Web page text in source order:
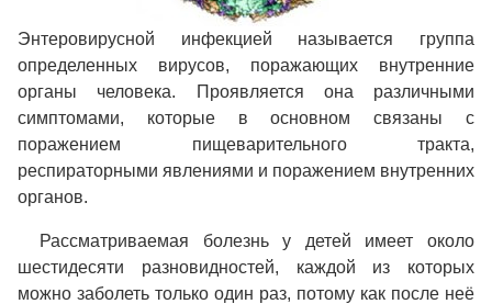
Энтеровирусной инфекцией называется группа
определенных вирусов, поражающих внутренние
органы человека. Проявляется она различными
симптомами, которые в основном связаны с
поражением пищеварительного тракта,
респираторными явлениями и поражением внутренних
органов.
Рассматриваемая болезнь у детей имеет около
шестидесяти разновидностей, каждой из которых
можно заболеть только один раз, потому как после неё